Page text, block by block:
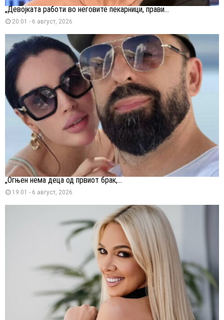
„Девојката работи во неговите пекарници, прави...
20:01 - 6 август, 2026
„Огњен нема деца од првиот брак,...
19:01 - 6 август, 2026